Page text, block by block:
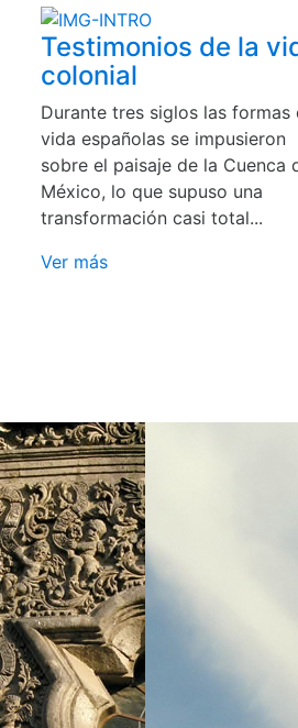
Testimonios de la
colonial
Durante tres siglos las formas
vida españolas se impusieron
sobre el paisaje de la Cuenca
México, lo que supuso una
transformación casi total...
Ver más